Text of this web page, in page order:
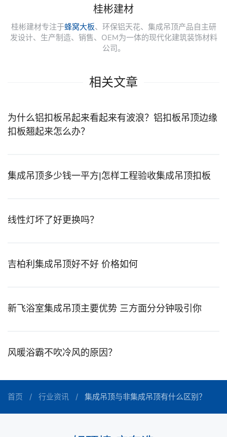
桂彬建材
桂彬建材专注于蜂窝大板、环保铝天花、集成吊顶产品自主研
发设计、生产制造、销售、OEM为一体的现代化建筑装饰材料
公司。
相关文章
为什么铝扣板吊起来看起来有波浪？铝扣板吊顶边缘
扣板翘起来怎么办？
集成吊顶多少钱一平方|怎样工程验收集成吊顶扣板
线性灯坏了好更换吗？
吉柏利集成吊顶好不好 价格如何
新飞浴室集成吊顶主要优势 三方面分分钟吸引你
风暖浴霸不吹冷风的原因？
首页 行业资讯 集成吊顶与非集成吊顶有什么区别？